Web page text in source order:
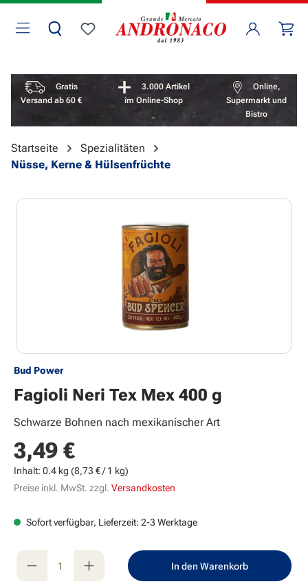
Zum Hauptinhalt springen
Du hast 0 Produkte auf dem Merkzettel
Vorteile überspringen
Gratis
Versand ab 60 €
3.000 Artikel
im Online-Shop
Online,
Supermarkt und
Bistro
Startseite
Spezialitäten
Nüsse, Kerne & Hülsenfrüchte
Bildergalerie überspringen
Bud Power
Fagioli Neri Tex Mex 400 g
Schwarze Bohnen nach mexikanischer Art
Regulärer Preis:
3,49 €
Inhalt: 0.4 kg (8,73 € / 1 kg)
Preise inkl. MwSt. zzgl. Versandkosten
Sofort verfügbar, Lieferzeit: 2-3 Werktage
Produkt Anzahl: Gib den gewünschten
In den Warenkorb